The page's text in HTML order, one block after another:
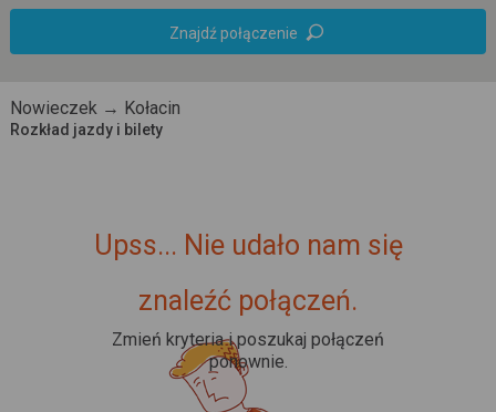
Znajdź połączenie
Nowieczek → Kołacin
Rozkład jazdy i bilety
Upss... Nie udało nam się
znaleźć połączeń.
Zmień kryteria i poszukaj połączeń
ponownie.